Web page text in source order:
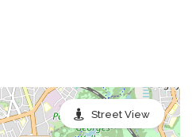
Street View